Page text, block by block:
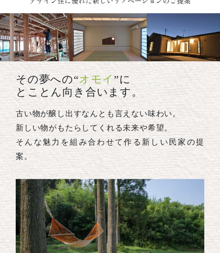
その夢への“オモイ ”に
とことん向き合います。
古い物が醸し出すなんとも言えない味わい。
新しい物がもたらしてくれる未来や希望。
そんな魅力を組み合わせて作る新しい民家の提
案。